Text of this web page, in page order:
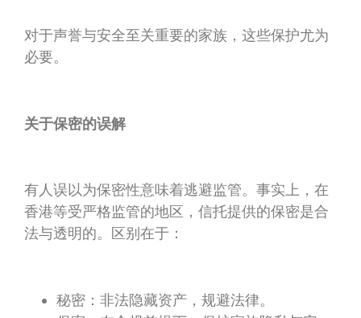
对于声誉与安全至关重要的家族，这些保护尤为
必要。
关于保密的误解
有人误以为保密性意味着逃避监管。事实上，在
香港等受严格监管的地区，信托提供的保密是合
法与透明的。区别在于：
秘密：非法隐藏资产，规避法律。